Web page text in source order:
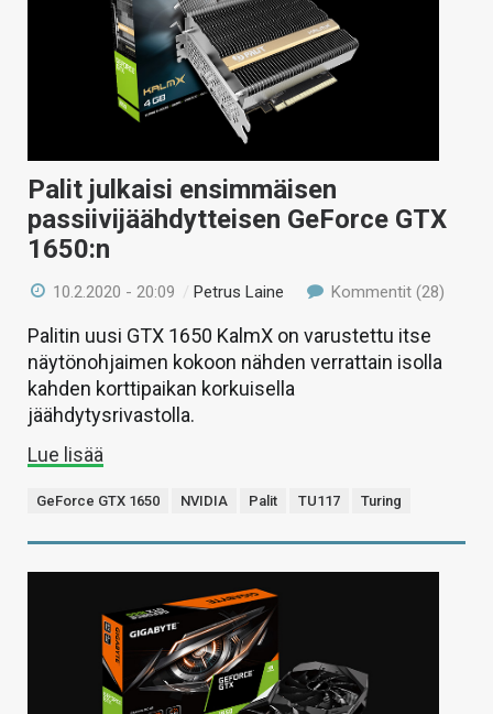
Palit julkaisi ensimmäisen
passiivijäähdytteisen GeForce GTX
1650:n
10.2.2020 - 20:09 /Petrus Laine Kommentit (28)
Palitin uusi GTX 1650 KalmX on varustettu itse
näytönohjaimen kokoon nähden verrattain isolla
kahden korttipaikan korkuisella
jäähdytysrivastolla.
Lue lisää
GeForce GTX 1650 NVIDIA Palit TU117 Turing